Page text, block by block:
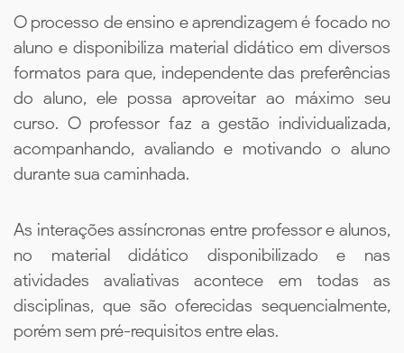
O processo de ensino e aprendizagem é focado no
aluno e disponibiliza material didático em diversos
formatos para que, independente das preferências
do aluno, ele possa aproveitar ao máximo seu
curso. O professor faz a gestão individualizada,
acompanhando, avaliando e motivando o aluno
durante sua caminhada.
As interações assíncronas entre professor e alunos,
no material didático disponibilizado e nas
atividades avaliativas acontece em todas as
disciplinas, que são oferecidas sequencialmente,
porém sem pré-requisitos entre elas.